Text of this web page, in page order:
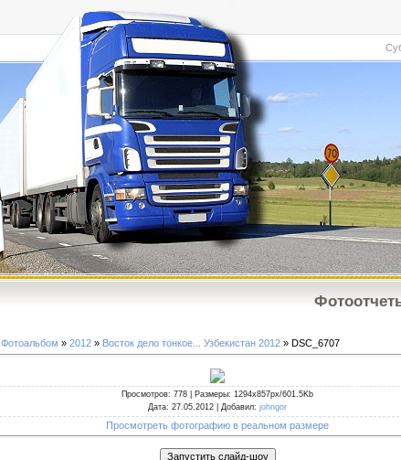
Фотоальбом » 2012 » Восток дело тонкое... Узбекистан 2012 » DSC_6707
Просмотров: 778 | Размеры: 1294x857px/601.5Kb
Дата: 27.05.2012 | Добавил: johngor
Просмотреть фотографию в реальном размере